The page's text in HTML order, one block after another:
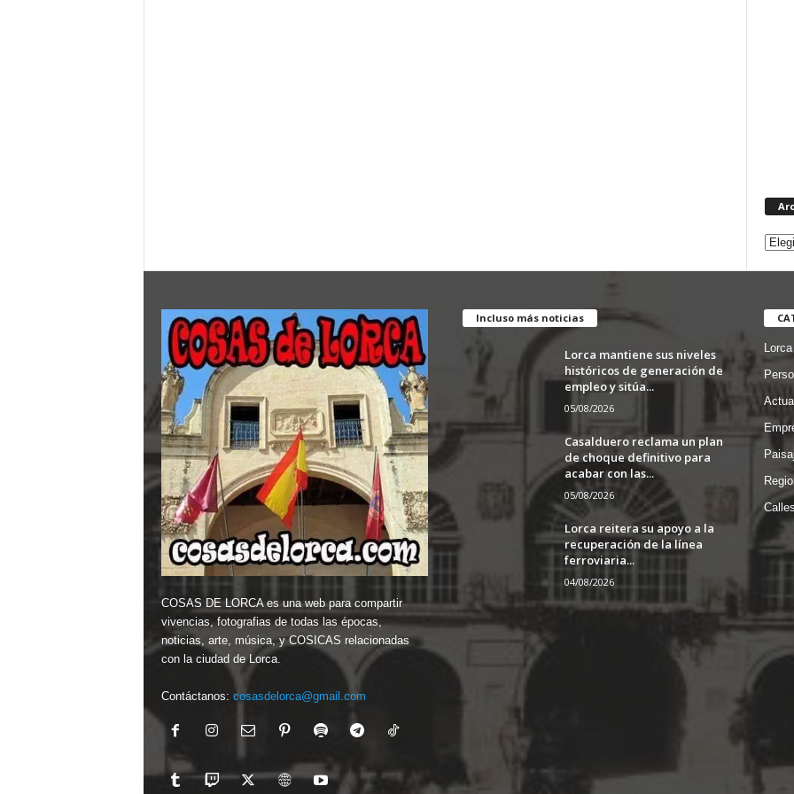
COSAS DE LORCA es una web para compartir
vivencias, fotografias de todas las épocas,
noticias, arte, música, y COSICAS relacionadas
con la ciudad de Lorca.
Contáctanos: cosasdelorca@gmail.com
Incluso más noticias
Lorca mantiene sus niveles
históricos de generación de
empleo y sitúa...
05/08/2026
Casalduero reclama un plan
de choque definitivo para
acabar con las...
05/08/2026
Lorca reitera su apoyo a la
recuperación de la línea
ferroviaria...
04/08/2026
Lorca